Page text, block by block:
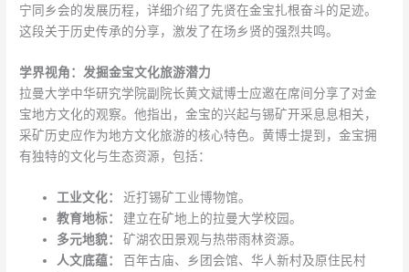
宁同乡会的发展历程，详细介绍了先贤在金宝扎根奋斗的足迹。
这段关于历史传承的分享，激发了在场乡贤的强烈共鸣。
学界视角：发掘金宝文化旅游潜力
拉曼大学中华研究学院副院长黄文斌博士应邀在席间分享了对金
宝地方文化的观察。他指出，金宝的兴起与锡矿开采息息相关，
采矿历史应作为地方文化旅游的核心特色。黄博士提到，金宝拥
有独特的文化与生态资源，包括：
工业文化：
近打锡矿工业博物馆。
教育地标：
建立在矿地上的拉曼大学校园。
多元地貌：
矿湖农田景观与热带雨林资源。
人文底蕴：
百年古庙、乡团会馆、华人新村及原住民村